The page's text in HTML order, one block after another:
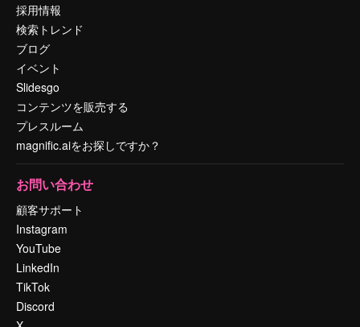
採用情報
検索トレンド
ブログ
イベント
Slidesgo
コンテンツを販売する
プレスルーム
magnific.aiをお探しですか？
お問い合わせ
顧客サポート
Instagram
YouTube
LinkedIn
TikTok
Discord